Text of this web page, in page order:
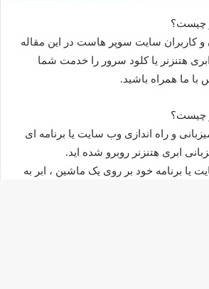
چیست؟
کاربران سایت سوپر هاست در این مقاله
هتنزنر یا کلود سرور را خدمت شما
ما همراه باشید.
چیست؟
و راه اندازی وب سایت یا برنامه ای
ابری هتنزنر روبرو شده اید.
یا برنامه خود بر روی یک ماشین ، ابر به